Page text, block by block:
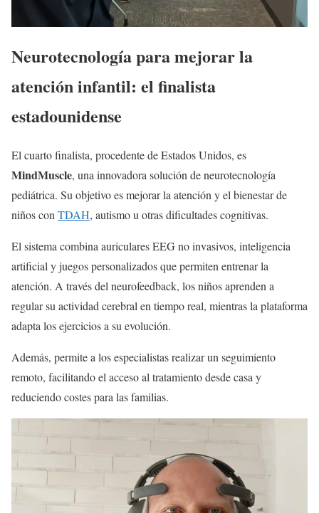
Neurotecnología para mejorar la
atención infantil: el finalista
estadounidense
El cuarto finalista, procedente de Estados Unidos, es
MindMuscle, una innovadora solución de neurotecnología
pediátrica. Su objetivo es mejorar la atención y el bienestar de
niños con TDAH, autismo u otras dificultades cognitivas.
El sistema combina auriculares EEG no invasivos, inteligencia
artificial y juegos personalizados que permiten entrenar la
atención. A través del neurofeedback, los niños aprenden a
regular su actividad cerebral en tiempo real, mientras la plataforma
adapta los ejercicios a su evolución.
Además, permite a los especialistas realizar un seguimiento
remoto, facilitando el acceso al tratamiento desde casa y
reduciendo costes para las familias.